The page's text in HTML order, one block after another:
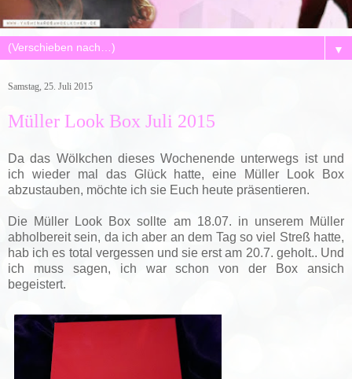
▼
Samstag, 25. Juli 2015
Müller Look Box Juli 2015
Da das Wölkchen dieses Wochenende unterwegs ist und
ich wieder mal das Glück hatte, eine Müller Look Box
abzustauben, möchte ich sie Euch heute präsentieren.
Die Müller Look Box sollte am 18.07. in unserem Müller
abholbereit sein, da ich aber an dem Tag so viel Streß hatte,
hab ich es total vergessen und sie erst am 20.7. geholt.. Und
ich muss sagen, ich war schon von der Box ansich
begeistert.